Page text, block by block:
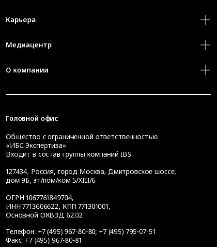
Карьера
Медиацентр
О компании
Головной офис
Общество с ограниченной ответственностью
«ИБС Экспертиза»
Входит в состав группы компаний IBS
127434, Россия, город Москва, Дмитровское шоссе,
дом 9Б, эт/пом/ком 5/XIII/6
ОГРН 1067761849704,
ИНН 7713606622, КПП 771301001,
Основной ОКВЭД 62.02
Телефон: +7 (495) 967-80-80; +7 (495) 795-07-51
Факс: +7 (495) 967-80-81